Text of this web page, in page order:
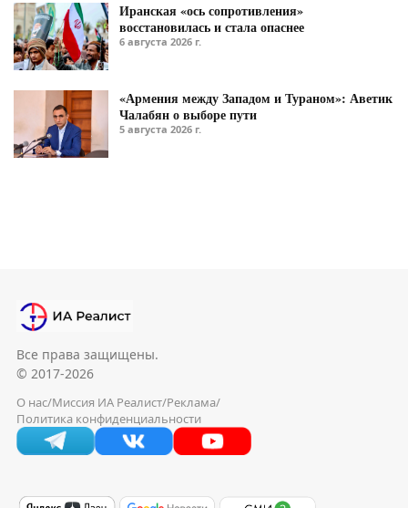
Иранская «ось сопротивления»
восстановилась и стала опаснее
6 августа 2026 г.
«Армения между Западом и Тураном»: Аветик
Чалабян о выборе пути
5 августа 2026 г.
Все права защищены.
© 2017-2026
О нас/Миссия ИА Реалист/Реклама/
Политика конфиденциальности